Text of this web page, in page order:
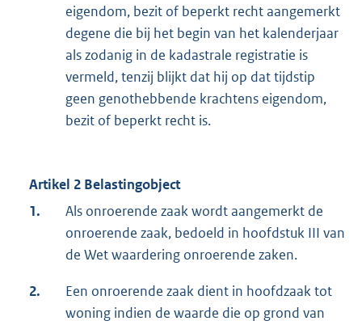
eigendom, bezit of beperkt recht aangemerkt
degene die bij het begin van het kalenderjaar
als zodanig in de kadastrale registratie is
vermeld, tenzij blijkt dat hij op dat tijdstip
geen genothebbende krachtens eigendom,
bezit of beperkt recht is.
Artikel 2 Belastingobject
1.
Als onroerende zaak wordt aangemerkt de
onroerende zaak, bedoeld in hoofdstuk III van
de Wet waardering onroerende zaken.
2.
Een onroerende zaak dient in hoofdzaak tot
woning indien de waarde die op grond van